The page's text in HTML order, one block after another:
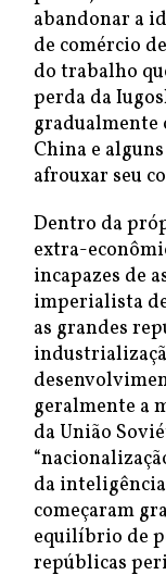
abandonar a
de comércio
do trabalho
perda da
gradualmente
China e
afrouxar seu
Dentro da
extra-
incapazes de
imperialista
as grandes
geralmente a
da União
da
começaram
equilíbrio de
repúblicas